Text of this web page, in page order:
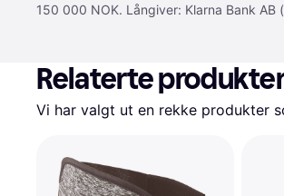
150 000 NOK. Långiver: Klarna Bank
Relaterte
Vi har valgt ut en rekke produkter